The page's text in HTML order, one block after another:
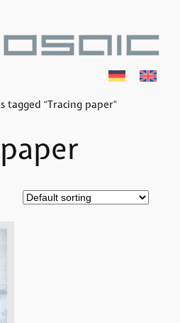
tagged “Tracing paper”